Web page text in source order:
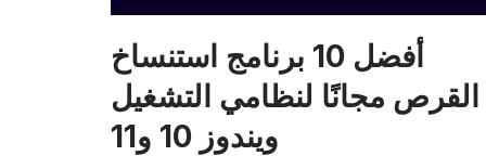
أفضل 10 برنامج استنساخ
القرص مجانًا لنظامي التشغيل
ويندوز 10 و11